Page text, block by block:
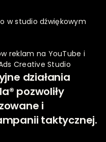
w studio dźwiękowym
reklam na YouTube i
Creative Studio
działania
pozwoliły
i
taktycznej.